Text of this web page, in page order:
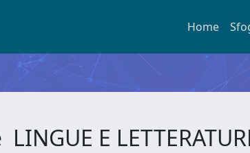
Home
E